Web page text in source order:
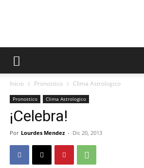
Inicio Pronostico Clima Astrologico
Pronostico Clima Astrologico
¡Celebra!
Por Lourdes Mendez - Dic 20, 2013